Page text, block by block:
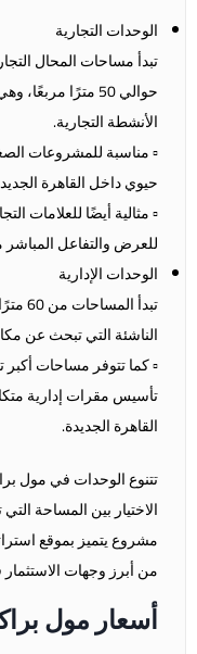
الوحدات التجارية
تبدأ مساحات المحال
حوالي 50 مترًا
الأنشطة التجارية.
▫️ مناسبة للمشروعات
حيوي داخل القاهرة
▫️ مثالية أيضًا للعلامات
للعرض والتفاعل المباشر
الوحدات الإدارية
تبدأ
الناشئة التي تبحث عن
▫️ كما تتوفر مساحات
تأسيس مقرات إدارية
القاهرة الجديدة.
تتنوع الوحدات في مول
الاختيار بين المساحة
مشروع يتميز بموقع
من أبرز وجهات
أسعار مول